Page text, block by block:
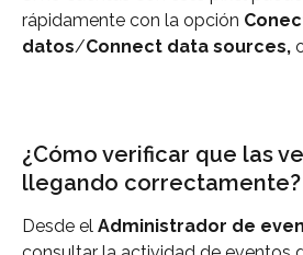
rápidamente con la opción
datos/Connect data sources,
¿Cómo verificar que las
llegando correctamente?
Desde el Administrador de